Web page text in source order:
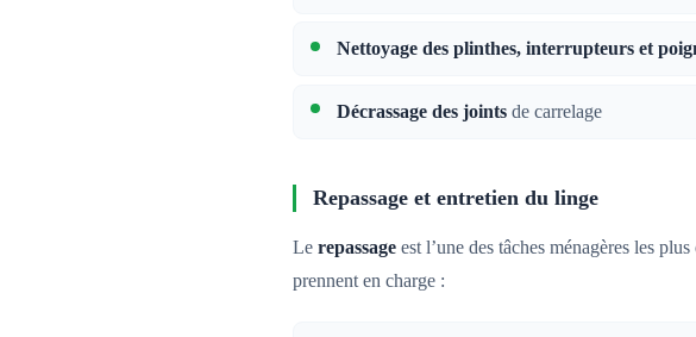
Nettoyage des plinthes, interrupteurs et
Décrassage des joints de carrelage
Repassage et entretien du linge
Le repassage est l’une des tâches ménagères les
prennent en charge :